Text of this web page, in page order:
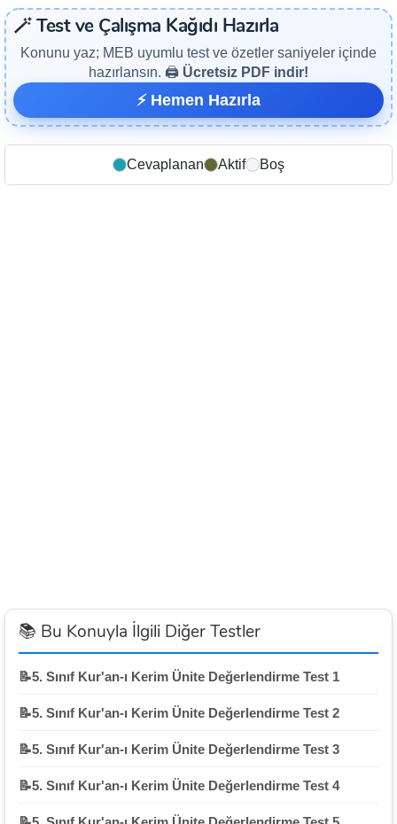
🪄 Test ve Çalışma Kağıdı Hazırla
Konunu yaz; MEB uyumlu test ve özetler saniyeler içinde
hazırlansın. 🖨️ Ücretsiz PDF indir!
⚡ Hemen Hazırla
Cevaplanan Aktif Boş
📚 Bu Konuyla İlgili Diğer Testler
📝5. Sınıf Kur'an-ı Kerim Ünite Değerlendirme Test 1
📝5. Sınıf Kur'an-ı Kerim Ünite Değerlendirme Test 2
📝5. Sınıf Kur'an-ı Kerim Ünite Değerlendirme Test 3
📝5. Sınıf Kur'an-ı Kerim Ünite Değerlendirme Test 4